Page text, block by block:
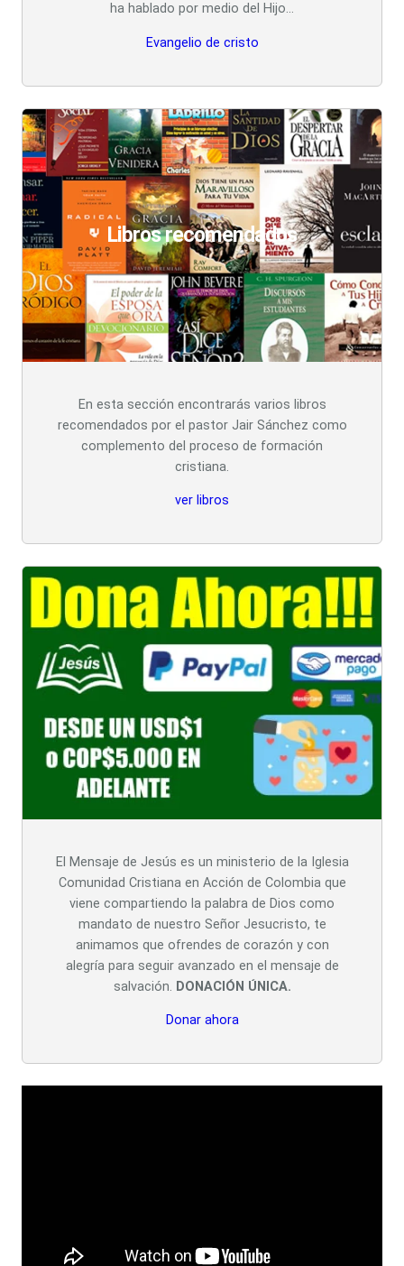
ha hablado por medio del Hijo…
Evangelio de cristo
Libros recomendados
En esta sección encontrarás varios libros
recomendados por el pastor Jair Sánchez como
complemento del proceso de formación
cristiana.
ver libros
El Mensaje de Jesús es un ministerio de la Iglesia
Comunidad Cristiana en Acción de Colombia que
viene compartiendo la palabra de Dios como
mandato de nuestro Señor Jesucristo, te
animamos que ofrendes de corazón y con
alegría para seguir avanzado en el mensaje de
salvación. DONACIÓN ÚNICA.
Donar ahora